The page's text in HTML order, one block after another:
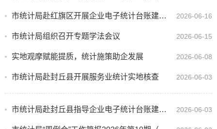
市统计局赴红旗区开展企业电子统计台账建设调研指导工作 2026-06-16
市统计局组织召开专题学法会议 2026-06-15
实地观摩赋能提质，统计施策助企发展 2026-06-08
市统计局赴封丘县开展服务业统计实地核查 2026-06-03
市统计局赴封丘县指导企业电子统计台账建设工作 2026-06-03